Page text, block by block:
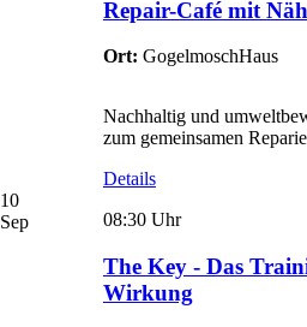
Repair-Café mit
Ort: GogelmoschHaus
Nachhaltig und
zum gemeinsamen
Details
10
Sep
08:30 Uhr
The Key - Das
Wirkung